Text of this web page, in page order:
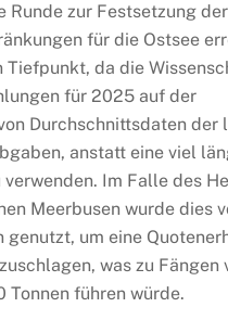
Runde zur Festsetzung der
für die Ostsee
Tiefpunkt, da die
für 2025 auf der
Durchschnittsdaten der
anstatt eine viel
verwenden. Im Falle des
Meerbusen wurde dies
genutzt, um eine
was zu Fängen
Tonnen führen würde.